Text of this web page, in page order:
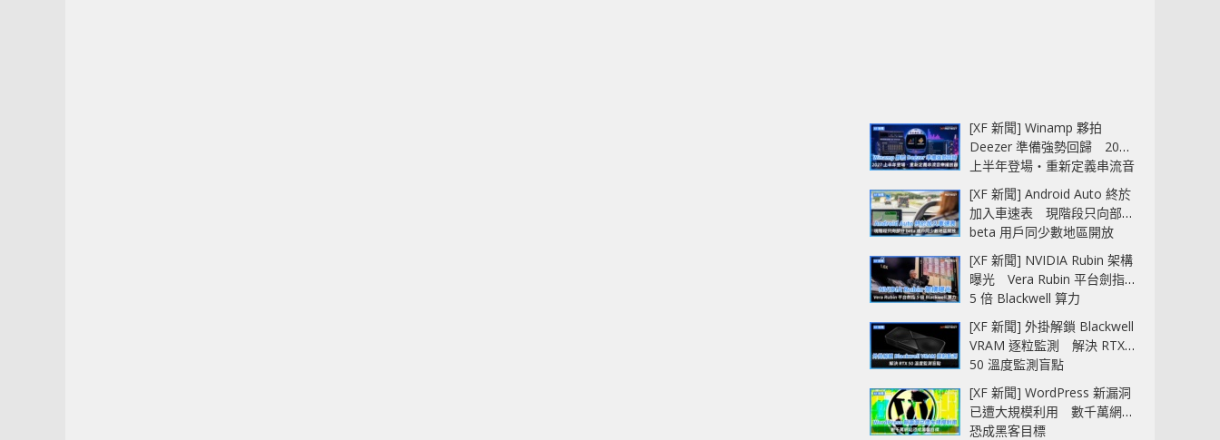
[XF 新聞] Winamp 夥拍
Deezer 準備強勢回歸 2027
上半年登場‧重新定義串流音
樂播放器
[XF 新聞] Android Auto 終於
加入車速表 現階段只向部分
beta 用戶同少數地區開放
[XF 新聞] NVIDIA Rubin 架構
曝光 Vera Rubin 平台劍指
5 倍 Blackwell 算力
[XF 新聞] 外掛解鎖 Blackwell
VRAM 逐粒監測 解決 RTX
50 溫度監測盲點
[XF 新聞] WordPress 新漏洞
已遭大規模利用 數千萬網站
恐成黑客目標